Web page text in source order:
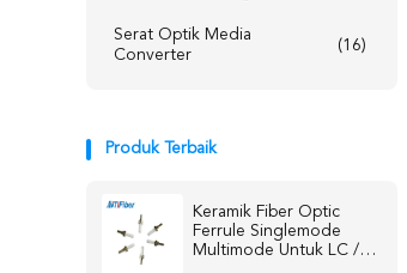
Serat Optik Media
Converter
(16)
Produk Terbaik
Keramik Fiber Optic
Ferrule Singlemode
Multimode Untuk LC /